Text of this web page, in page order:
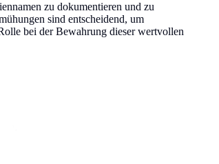
zu dokumentieren und zu
sind entscheidend, um
bei der Bewahrung dieser wertvollen